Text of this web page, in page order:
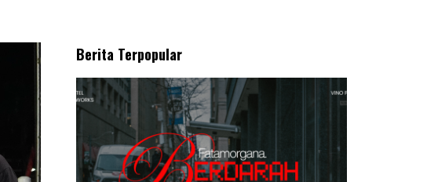
Berita Terpopular